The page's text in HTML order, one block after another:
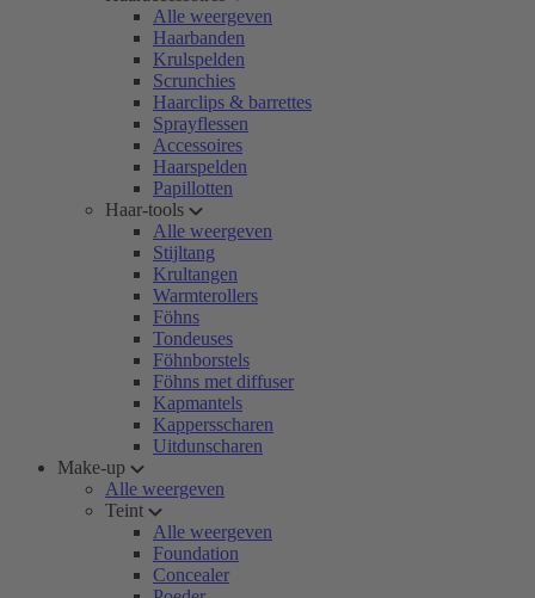
Alle weergeven
Haarbanden
Krulspelden
Scrunchies
Haarclips & barrettes
Sprayflessen
Accessoires
Haarspelden
Papillotten
Haar-tools
Alle weergeven
Stijltang
Krultangen
Warmterollers
Föhns
Tondeuses
Föhnborstels
Föhns met diffuser
Kapmantels
Kappersscharen
Uitdunscharen
Make-up
Alle weergeven
Teint
Alle weergeven
Foundation
Concealer